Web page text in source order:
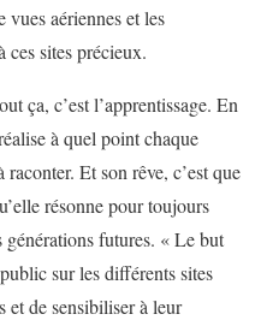
aériennes et les
ces sites précieux.
ça, c’est l’apprentissage. En
à quel point chaque
Et son rêve, c’est que
résonne pour toujours
futures. « Le but
sur les différents sites
et de sensibiliser à leur